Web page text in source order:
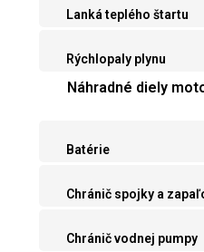
Lanká teplého štartu
Rýchlopaly plynu
Náhradné diely
Batérie
Chránič spojky a
Chránič vodnej pumpy